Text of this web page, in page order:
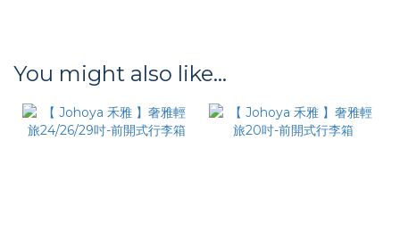
You might also like...